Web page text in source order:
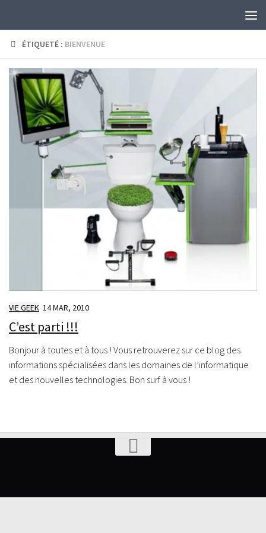
ÉTIQUETÉ : BIENVENUE
VIE GEEK 14 MAR, 2010
C’est parti !!!
Bonjour à toutes et à tous ! Vous retrouverez sur ce blog des
informations spécialisées dans les domaines de l’informatique
et des nouvelles technologies. Bon surf à vous !